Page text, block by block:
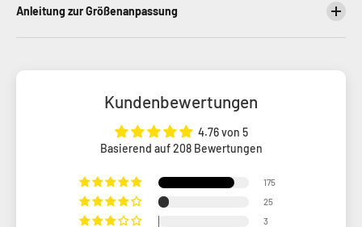
Anleitung zur Größenanpassung
Kundenbewertungen
4.76 von 5
Basierend auf 208 Bewertungen
175
25
3